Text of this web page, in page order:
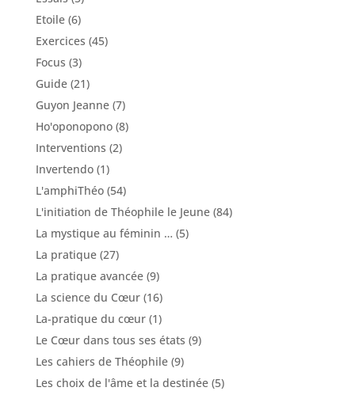
Etoile(6)
Exercices (45)
Focus (3)
Guide(21)
Guyon Jeanne(7)
Ho'oponopono(8)
Interventions (2)
Invertendo(1)
L'amphiThéo(54)
L'initiation de Théophile le Jeune(84)
La mystique au féminin … (5)
La pratique(27)
La pratique avancée(9)
La science du Cœur(16)
La-pratique du cœur(1)
Le Cœur dans tous ses états (9)
Les cahiers de Théophile(9)
Les choix de l'âme et la destinée(5)